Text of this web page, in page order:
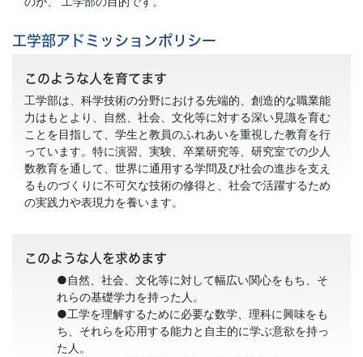
工学部アドミッションポリシー
このような人を育てます
工学部は、科学技術の分野における先端的、創造的な職業能
力はもとより、自然、社会、文化等に対する深い見識を育む
ことを目指して、学生と教員のふれあいを重視した教育を行
っています。特に演習、実験、卒業研究等、研究室での少人
数教育を通して、世界に通用する学問及び社会の進歩を支え
るものづくりに不可欠な技術の修得と、社会で活躍するため
の実践力や表現力を養います。
このような人を求めます
●自然、社会、文化等に対して幅広い関心をもち、そ
れらの基礎学力を持った人。
●工学を理解するために必要な数学、理科に興味をも
ち、それらを応用する能力と自主的に学ぶ意欲を持っ
た人。